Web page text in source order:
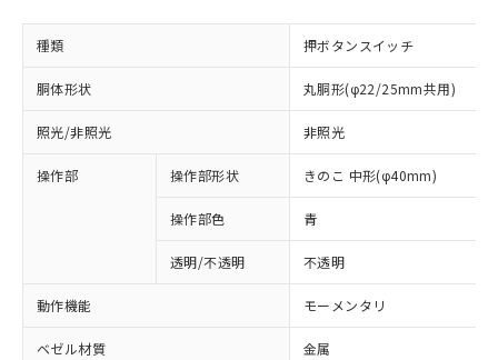
種類 押ボタンスイッチ
胴体形状 丸胴形(φ22/25mm共用)
照光/非照光 非照光
操作部 操作部形状 きのこ 中形(φ40mm)
操作部色 青
透明/不透明 不透明
動作機能 モーメンタリ
ベゼル材質 金属